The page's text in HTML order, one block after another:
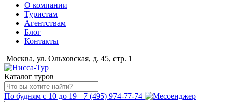
О компании
Туристам
Агентствам
Блог
Контакты
Москва, ул. Ольховская, д. 45, стр. 1
Каталог туров
По будням с 10 до 19 +7 (495) 974-77-74